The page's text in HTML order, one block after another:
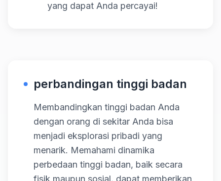
yang dapat Anda percayai!
perbandingan tinggi badan
Membandingkan tinggi badan Anda
dengan orang di sekitar Anda bisa
menjadi eksplorasi pribadi yang
menarik. Memahami dinamika
perbedaan tinggi badan, baik secara